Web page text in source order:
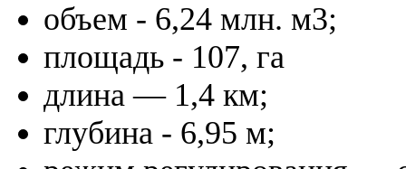
объем - 6,24 млн. м3;
площадь - 107, га
длина — 1,4 км;
глубина - 6,95 м;